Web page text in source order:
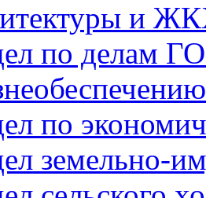
и
по делам
по
земельно-